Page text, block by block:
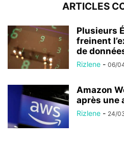
ARTICLES
Plusieurs
freinent
de
Rizlene - 06/
Amazon
après une
Rizlene - 24/